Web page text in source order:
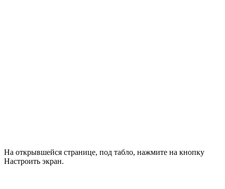
На открывшейся странице, под табло, нажмите на кнопку
Настроить экран.